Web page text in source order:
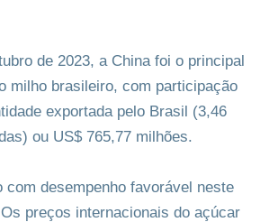
de 2023, a China foi o principal
milho brasileiro, com participação
exportada pelo Brasil (3,46
ou US$ 765,77 milhões.
com desempenho favorável neste
preços internacionais do açúcar